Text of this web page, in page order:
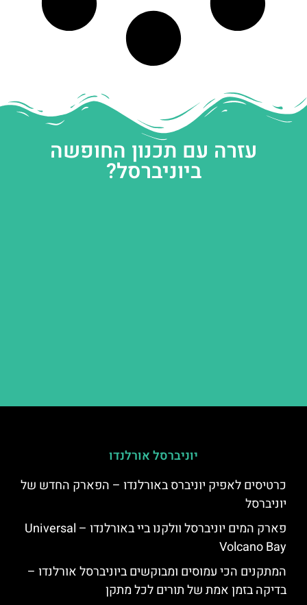
עזרה עם תכנון החופשה
ביוניברסל?
יוניברסל אורלנדו
כרטיסים לאפיק יוניברס באורלנדו – הפארק החדש של
יוניברסל
פארק המים יוניברסל וולקנו ביי באורלנדו – Universal
Volcano Bay
המתקנים הכי עמוסים ומבוקשים ביוניברסל אורלנדו –
בדיקה בזמן אמת של תורים לכל מתקן